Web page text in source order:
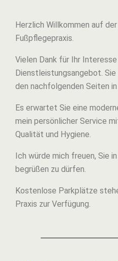
Herzlich Willkommen auf
Fußpflegepraxis.
Vielen Dank für Ihr Interesse
Dienstleistungsangebot. Sie
den nachfolgenden Seiten in
Es erwartet Sie eine
mein persönlicher Service
Qualität und Hygiene.
Ich würde mich freuen, Sie
begrüßen zu dürfen.
Kostenlose Parkplätze
Praxis zur Verfügung.